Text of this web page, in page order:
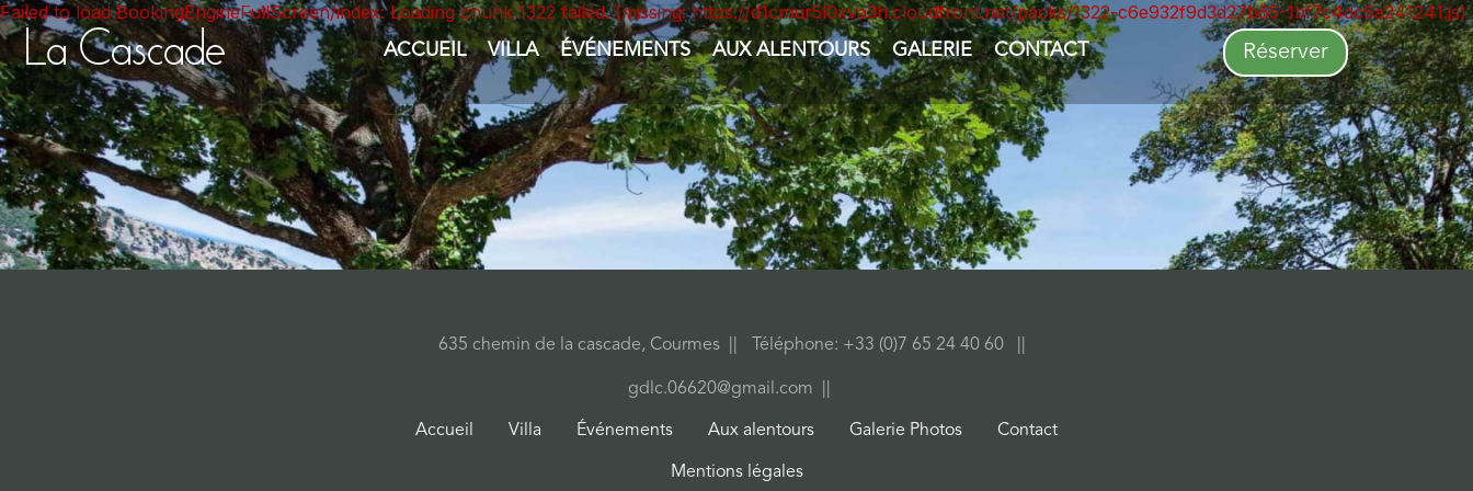
La Cascade ACCUEIL VILLA ÉVÉNEMENTS AUX ALENTOURS GALERIE CONTACT Réserver
Failed to load BookingEngineFullScreen/index: Loading chunk 1322 failed. (missing: https://d1cmur5l0xva3h.cloudfront.net/packs/1322-c6e932f9d3d27b65-1bf7c4dc6a241241.js)
635 chemin de la cascade, Courmes Téléphone: +33 (0)7 65 24 40 60
gdlc.06620@gmail.com
Accueil Villa Événements Aux alentours Galerie Photos Contact
Mentions légales